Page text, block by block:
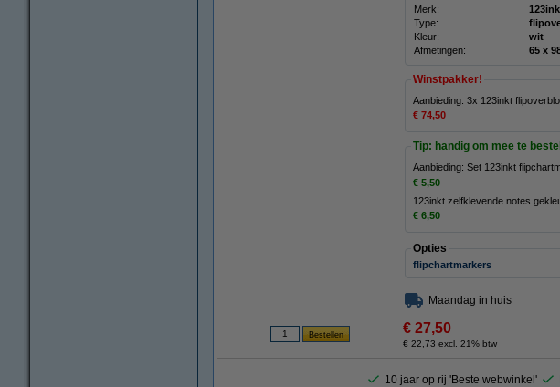
Merk:
Type:
Kleur:
wit
Afmetingen:
Winstpakker!
Aanbieding: 3x 123inkt
€ 74,50
Tip: handig om mee te
Aanbieding: Set 123inkt
€ 5,50
123inkt zelfklevende notes
€ 6,50
Opties
flipchartmarkers
Maandag in huis
€ 27,50
€ 22,73 excl. 21% btw
10 jaar op rij 'Beste webwinkel'